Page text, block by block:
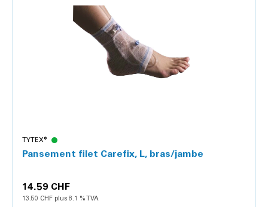
TYTEX®
Pansement filet Carefix, L, bras/jambe
14.59 CHF
13.50 CHF plus 8.1 % TVA